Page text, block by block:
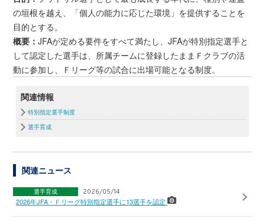
の垣根を越え、「個人の能力に応じた環境」を提供することを
目的とする。
概要：JFAが定める要件をすべて満たし、JFAが特別指定選手と
して認定した選手は、所属チームに登録したままＦクラブの活
動に参加し、Ｆリーグ等の試合に出場可能となる制度。
関連情報
特別指定選手制度
選手育成
関連ニュース
選手育成 2026/05/14
2026年JFA・Ｆリーグ特別指定選手に13選手を認定